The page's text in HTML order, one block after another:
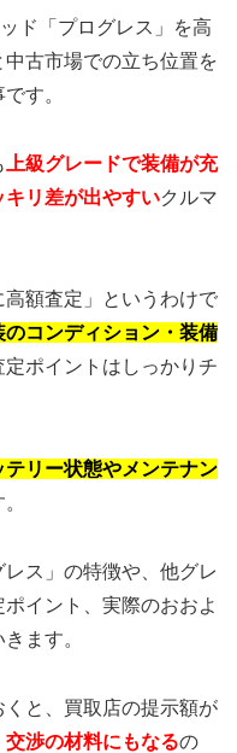
ド「プログレス」を高
古市場での立ち位置を
す。
上級グレードで装備が充
リ差が出やすいクルマ
額査定」というわけで
コンディション・装備
ポイントはしっかりチ
テリー状態やメンテナン
ス」の特徴や、他グレ
イント、実際のおおよ
ます。
と、買取店の提示額が
交渉の材料にもなるの